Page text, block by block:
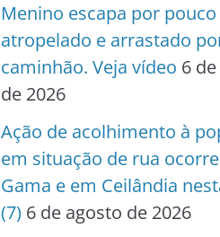
Menino escapa por
atropelado e arrastado
caminhão. Veja vídeo 6
de 2026
Ação de acolhimento à
em situação de rua
Gama e em Ceilândia
(7) 6 de agosto de 2026